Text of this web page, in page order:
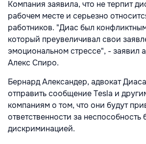
Компания заявила, что не терпит
рабочем месте и серьезно
работников. "Диас был
который преувеличивал свои
эмоциональном стрессе", - заявил
Алекс Спиро.
Бернард Александер, адвокат
отправить сообщение Tesla и
компаниям о том, что они будут
ответственности за неспособность
дискриминацией.